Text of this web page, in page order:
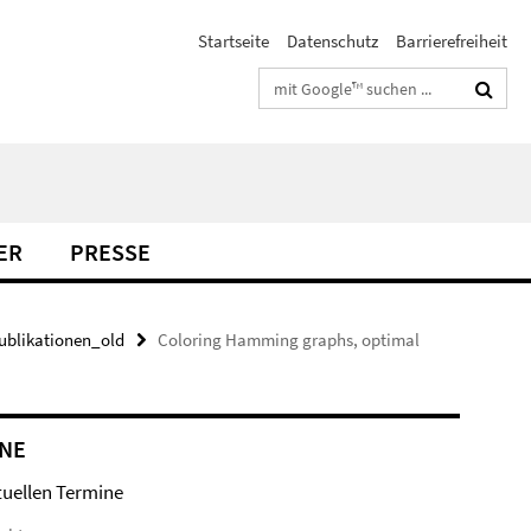
Startseite Datenschutz
Barrierefreiheit
Suchbegriffe
PRESSE
Coloring Hamming graphs, optimal
Termine